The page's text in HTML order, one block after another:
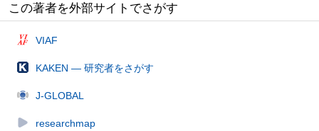
この著者を外部サイトでさがす
VIAF
KAKEN — 研究者をさがす
J-GLOBAL
researchmap